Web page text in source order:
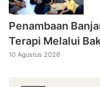
Penambaan
Terapi Melalui
10 Agustus 2026